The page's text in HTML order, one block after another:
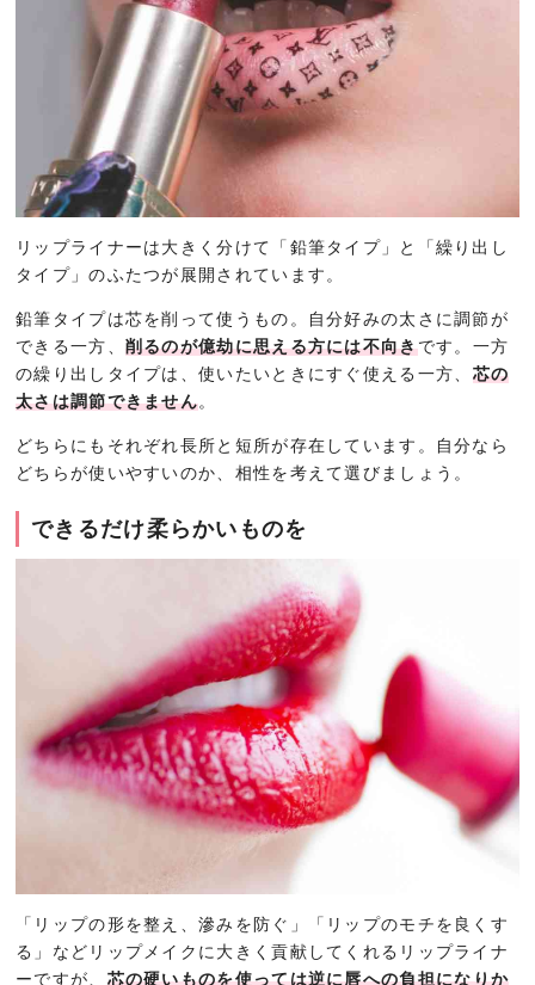
リップライナーは大きく分けて「鉛筆タイプ」と「繰り出し
タイプ」のふたつが展開されています。
鉛筆タイプは芯を削って使うもの。自分好みの太さに調節が
できる一方、 削るのが億劫に思える方には不向きです。一方
の繰り出しタイプは、使いたいときにすぐ使える一方、 芯の
太さは調節できません。
どちらにもそれぞれ長所と短所が存在しています。自分なら
どちらが使いやすいのか、相性を考えて選びましょう。
できるだけ柔らかいものを
「リップの形を整え、滲みを防ぐ」「リップのモチを良くす
る」などリップメイクに大きく貢献してくれるリップライナ
ーですが、 芯の硬いものを使っては逆に唇への負担になりか